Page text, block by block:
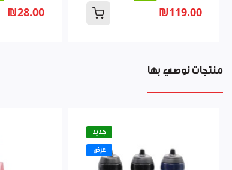
₪119.00
₪28.00
منتجات نوصي بها
جديد
عرض